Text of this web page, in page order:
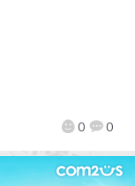
0 0